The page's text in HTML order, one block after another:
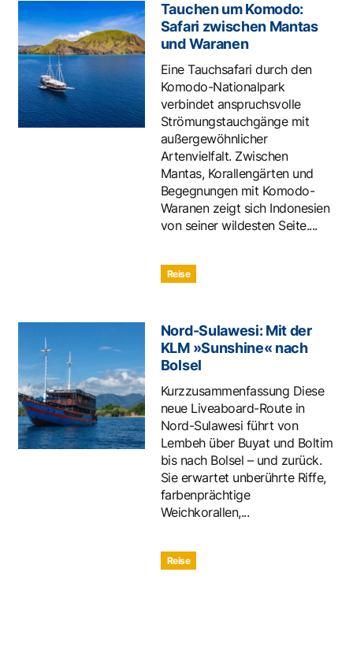
Tauchen um Komodo:
Safari zwischen Mantas
und Waranen
Eine Tauchsafari durch den
Komodo-Nationalpark
verbindet anspruchsvolle
Strömungstauchgänge mit
außergewöhnlicher
Artenvielfalt. Zwischen
Mantas, Korallengärten und
Begegnungen mit Komodo-
Waranen zeigt sich Indonesien
von seiner wildesten Seite....
Reise
Nord-Sulawesi: Mit der
KLM »Sunshine« nach
Bolsel
Kurzzusammenfassung Diese
neue Liveaboard-Route in
Nord-Sulawesi führt von
Lembeh über Buyat und Boltim
bis nach Bolsel – und zurück.
Sie erwartet unberührte Riffe,
farbenprächtige
Weichkorallen,...
Reise